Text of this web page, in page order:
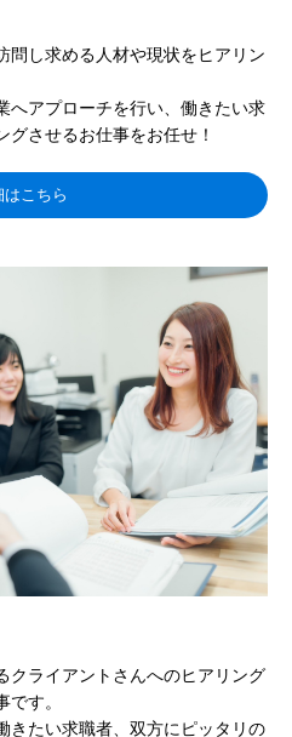
問し求める人材や現状をヒアリン
へアプローチを行い、働きたい求
させるお仕事をお任せ！
はこちら
クライアントさんへのヒアリング
す。
きたい求職者、双方にピッタリの